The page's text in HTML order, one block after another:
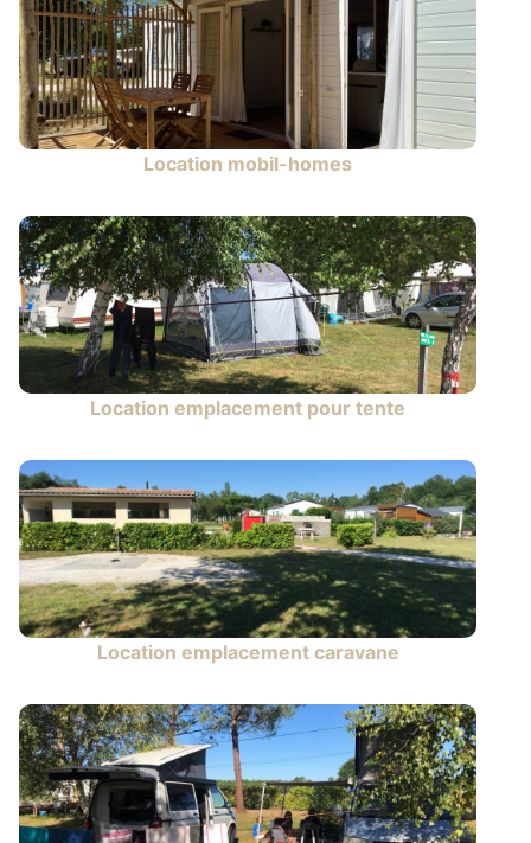
Location mobil-homes
Location emplacement pour tente
Location emplacement caravane